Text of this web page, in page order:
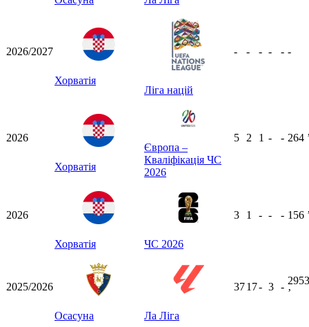
2026/2027
Хорватія
Ліга націй
- - - - - -
2026
Хорватія
Європа –
Кваліфікація ЧС
2026
5 2 1 - - 264
2026
Хорватія ЧС 2026
3 1 - - - 156
2025/2026
Осасуна Ла Ліга
3717- 3 -
2953
ʼ